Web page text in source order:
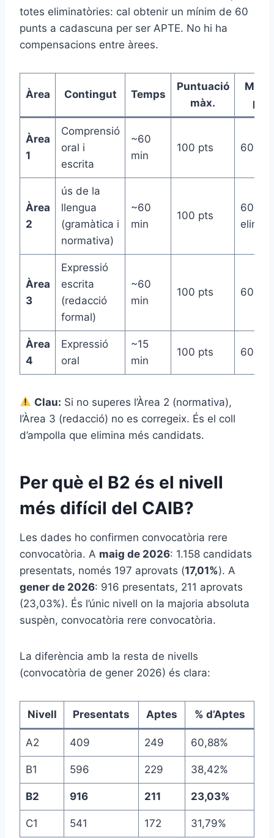
totes eliminatòries: cal obtenir un mínim de 60
punts a cadascuna per ser APTE. No hi ha
compensacions entre àrees.
Àrea Contingut Temps
Puntuació
màx.
Àrea
1
Comprensió
oral i
escrita
~60
min
100 pts 60 pts
Àrea
2
ús de la
llengua
(gramàtica i
normativa)
~60
min
100 pts
60 pts
Àrea
3
Expressió
escrita
(redacció
formal)
~60
min
100 pts 60 pts
Àrea
4
Expressió
oral
~15
min
100 pts 60 pts
Clau: Si no superes l’Àrea 2 (normativa),
l’Àrea 3 (redacció) no es corregeix. És el coll
d’ampolla que elimina més candidats.
Per què el B2 és el nivell
més difícil del CAIB?
Les dades ho confirmen convocatòria rere
convocatòria. A maig de 2026: 1.158 candidats
presentats, només 197 aprovats (17,01%). A
gener de 2026: 916 presentats, 211 aprovats
(23,03%). És l’únic nivell on la majoria absoluta
suspèn, convocatòria rere convocatòria.
La diferència amb la resta de nivells
(convocatòria de gener 2026) és clara:
Nivell Presentats Aptes % d’Aptes
A2 409 249 60,88%
B1 596 229 38,42%
B2 916 211 23,03%
C1 541 172 31,79%